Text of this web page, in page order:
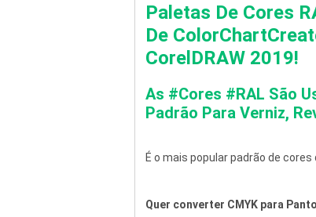
Paletas De Cores
De
CorelDRAW 2019!
As #cores #RAL São
Padrão Para Verniz,
É o mais popular padrão de
Quer converter CMYK para